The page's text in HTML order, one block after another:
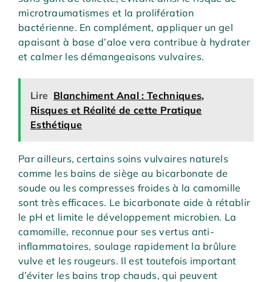
microtraumatismes et la prolifération
bactérienne. En complément, appliquer un gel
apaisant à base d’aloe vera contribue à hydrater
et calmer les démangeaisons vulvaires.
Lire Blanchiment Anal : Techniques,
Risques et Réalité de cette Pratique
Esthétique
Par ailleurs, certains soins vulvaires naturels
comme les bains de siège au bicarbonate de
soude ou les compresses froides à la camomille
sont très efficaces. Le bicarbonate aide à rétablir
le pH et limite le développement microbien. La
camomille, reconnue pour ses vertus anti-
inflammatoires, soulage rapidement la brûlure
vulve et les rougeurs. Il est toutefois important
d’éviter les bains trop chauds, qui peuvent